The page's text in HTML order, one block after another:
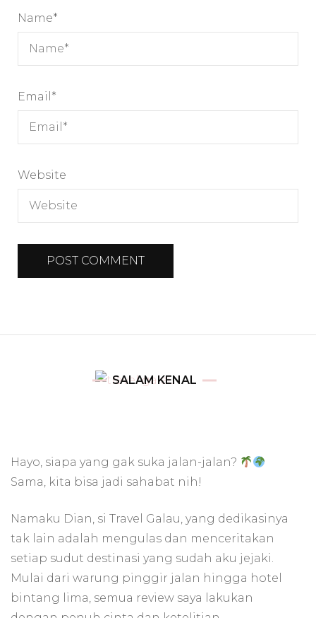
Name*
Email *
Website
SALAM KENAL
Hayo, siapa yang gak suka jalan-jalan?
Sama, kita bisa jadi sahabat nih!
Namaku Dian, si Travel Galau, yang dedikasinya
tak lain adalah mengulas dan menceritakan
setiap sudut destinasi yang sudah aku jejaki.
Mulai dari warung pinggir jalan hingga hotel
bintang lima, semua review saya lakukan